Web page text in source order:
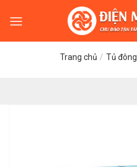
Trang chủ / Tủ đông